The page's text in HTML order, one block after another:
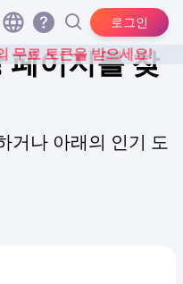
로그인
무료 토큰을 받으세요!
페이지를 찾
거나 아래의 인기 도